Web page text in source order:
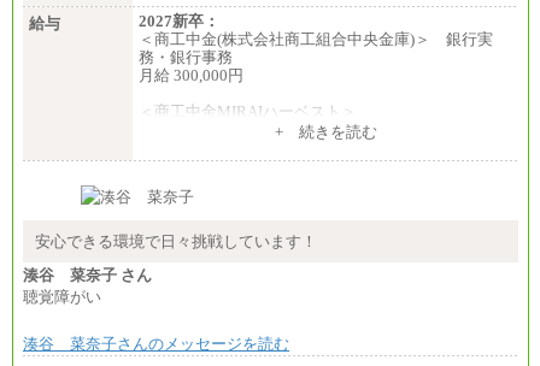
給与
2027新卒：
＜商工中金(株式会社商工組合中央金庫)＞ 銀行実
務・銀行事務
月給 300,000円
＜商工中金MIRAIハーベスト＞
+ 続きを読む
安心できる環境で日々挑戦しています！
湊谷 菜奈子 さん
聴覚障がい
湊谷 菜奈子さんのメッセージを読む